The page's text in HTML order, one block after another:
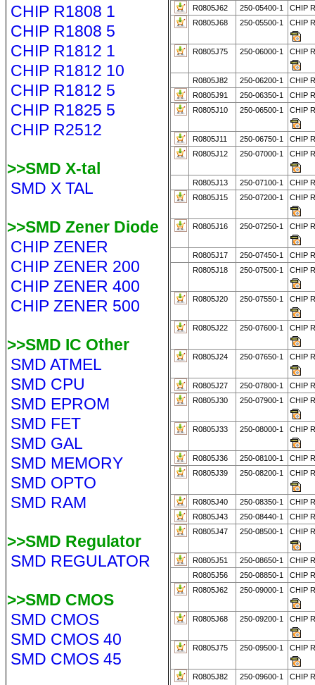
CHIP R1808 1
CHIP R1808 5
CHIP R1812 1
CHIP R1812 10
CHIP R1812 5
CHIP R1825 5
CHIP R2512
>>SMD X-tal
SMD X TAL
>>SMD Zener Diode
CHIP ZENER
CHIP ZENER 200
CHIP ZENER 400
CHIP ZENER 500
>>SMD IC Other
SMD ATMEL
SMD CPU
SMD EPROM
SMD FET
SMD GAL
SMD MEMORY
SMD OPTO
SMD RAM
>>SMD Regulator
SMD REGULATOR
>>SMD CMOS
SMD CMOS
SMD CMOS 40
SMD CMOS 45
R0805J62
250-05400-1
CHIP
R0805J68
250-05500-1 CHIP
R0805J75 250-06000-1 CHIP
R0805J82 250-06200-1
CHIP
R0805J91
250-06350-1
CHIP
R0805J10
250-06500-1 CHIP
R0805J11 250-06750-1
CHIP
R0805J12
250-07000-1 CHIP
R0805J13 250-07100-1
CHIP
R0805J15
250-07200-1 CHIP
R0805J16 250-07250-1 CHIP
R0805J17 250-07450-1
CHIP
R0805J18
250-07500-1 CHIP
R0805J20 250-07550-1 CHIP
R0805J22 250-07600-1 CHIP
R0805J24 250-07650-1 CHIP
R0805J27 250-07800-1
CHIP
R0805J30
250-07900-1 CHIP
R0805J33 250-08000-1 CHIP
R0805J36 250-08100-1
CHIP
R0805J39
250-08200-1 CHIP
R0805J40 250-08350-1
CHIP
R0805J43
250-08440-1
CHIP
R0805J47
250-08500-1 CHIP
R0805J51 250-08650-1
CHIP
R0805J56
250-08850-1
CHIP
R0805J62
250-09000-1 CHIP
R0805J68 250-09200-1 CHIP
R0805J75 250-09500-1 CHIP
R0805J82 250-09600-1 CHIP